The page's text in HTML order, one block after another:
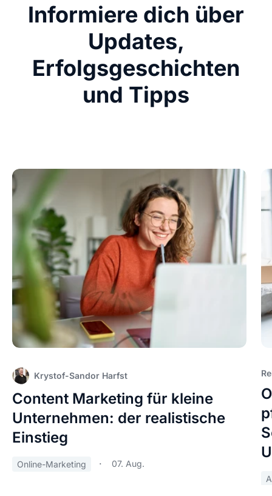
Informiere dich über
Updates,
Erfolgsgeschichten
und Tipps
Krystof-Sandor Harfst
Content Marketing für kleine
Unternehmen: der realistische
Einstieg
Online-Marketing 07. Aug.